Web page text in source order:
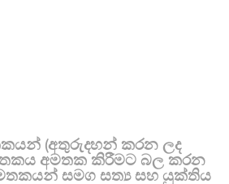
(අතුරුදහන් කරන ලද
අමතක කිරීමට බල කරන
සමග සත්‍ය සහ යුක්තිය